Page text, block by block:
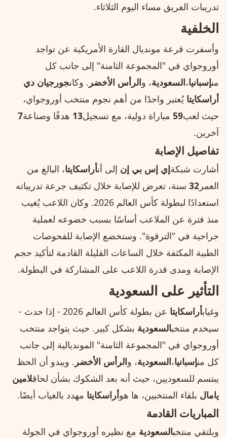
تدريبات الفريق مساء اليوم الثلاثاء.
الخلفية
وأسفرت قرعة مونديال القارة الأمريكية عن تواجد
أوروجواي في "المجموعة الثامنة" إلى جانب كل
منإسبانيا،السعودية، والرأس الأخضر . وكانجورجيان دي
أراسكايتا يُعتبر واحدًا من أهم نجوم منتخب أوروجواي،
حيث لعب59 مباراة دولية، مع تسجيل13 هدفًا وصناعة7
آخرين.
تفاصيل الإصابة
أشارت شبكةإي إس بي إن إلى أنأراسكايتا، البالغ من
العمر 32 سنة، تعرض للإصابة خلال تكثيف جرعة تدريباته
استعدادًا لبطولة كأس العالم 2026. وكان اللاعب يُغيب
منذ فترة عن الملاعب أساسًا بسبب خضوعه لعملية
جراحية في "الترقوة". وستخضع الإصابة للفحوصات
الطبية المكثفة خلال الساعات القليلة القادمة لتأكيد حجم
الإصابة ومدى قدرة اللاعب على المشاركة في البطولة.
التأثير على السعودية
وغيابأراسكايتا
عن بطولة كأس العالم 2026 - إذا حدث -
سيخدم منتخبالسعودية بشكل كبير. حيث يتواجد منتخب
أوروجواي في "المجموعة الثامنة" المونديالية إلى جانب
كل منإسبانيا،السعودية، والرأس الأخضر . ويبدو أن الحظ
يبتسم للسعوديين، حيث أنه بعد الشكوك بشأن لحاقلامين
يامال بلقاء المنتخبين، ها هوأراسكايتا مهدد بالغياب أيضًا.
المباريات القادمة
ويلتقي منتخبالسعودية مع نظيره أوروجواي في الجولة